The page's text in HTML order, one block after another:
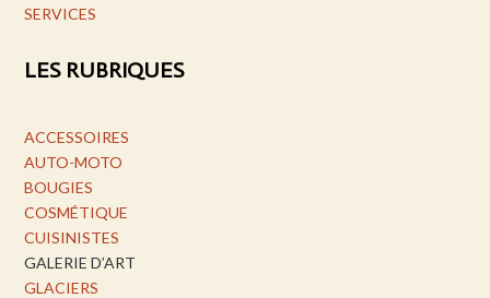
SERVICES
LES RUBRIQUES
ACCESSOIRES
AUTO-MOTO
BOUGIES
COSMÉTIQUE
CUISINISTES
GALERIE D’ART
GLACIERS